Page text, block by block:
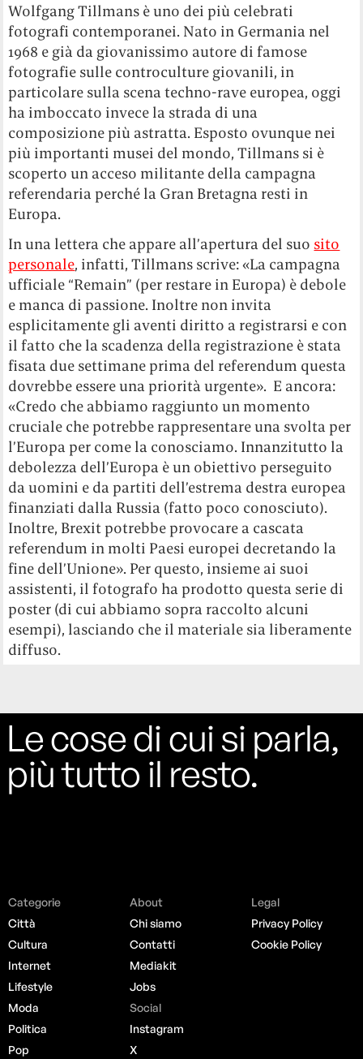
Wolfgang Tillmans è uno dei più celebrati
fotografi contemporanei. Nato in Germania nel
1968 e già da giovanissimo autore di famose
fotografie sulle controculture giovanili, in
particolare sulla scena techno-rave europea, oggi
ha imboccato invece la strada di una
composizione più astratta. Esposto ovunque nei
più importanti musei del mondo, Tillmans si è
scoperto un acceso militante della campagna
referendaria perché la Gran Bretagna resti in
Europa.
In una lettera che appare all’apertura del suo sito
personale, infatti, Tillmans scrive: «La campagna
ufficiale “Remain” (per restare in Europa) è debole
e manca di passione. Inoltre non invita
esplicitamente gli aventi diritto a registrarsi e con
il fatto che la scadenza della registrazione è stata
fisata due settimane prima del referendum questa
dovrebbe essere una priorità urgente». E ancora:
«Credo che abbiamo raggiunto un momento
cruciale che potrebbe rappresentare una svolta per
l’Europa per come la conosciamo. Innanzitutto la
debolezza dell’Europa è un obiettivo perseguito
da uomini e da partiti dell’estrema destra europea
finanziati dalla Russia (fatto poco conosciuto).
Inoltre, Brexit potrebbe provocare a cascata
referendum in molti Paesi europei decretando la
fine dell’Unione». Per questo, insieme ai suoi
assistenti, il fotografo ha prodotto questa serie di
poster (di cui abbiamo sopra raccolto alcuni
esempi), lasciando che il materiale sia liberamente
diffuso.
Le cose di cui si parla,
più tutto il resto.
Categorie
Città
Cultura
Internet
Lifestyle
Moda
Politica
Pop
About
Chi siamo
Contatti
Mediakit
Jobs
Social
Instagram
X
Legal
Privacy Policy
Cookie Policy